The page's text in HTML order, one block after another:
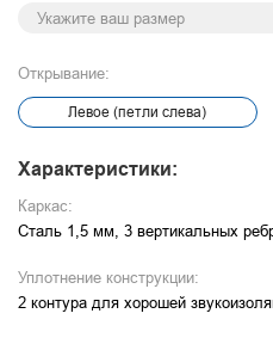
Открывание:
Левое (петли слева)
Характеристики:
Каркас:
Сталь 1,5 мм, 3 вертикальных
Уплотнение конструкции:
2 контура для хорошей